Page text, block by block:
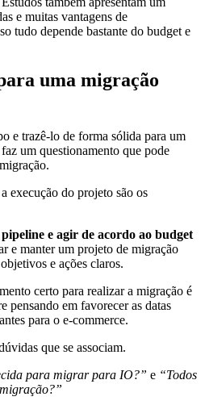
e muitas vantagens de
tudo depende bastante do budget e
uma migração
e trazê-lo de forma sólida para um
um questionamento que pode
execução do projeto são os
pipeline e agir de acordo ao budget
e manter um projeto de migração
e ações claros.
certo para realizar a migração é
pensando em favorecer as datas
para o e-commerce.
que se associam.
para migrar para IO?” e “Todos